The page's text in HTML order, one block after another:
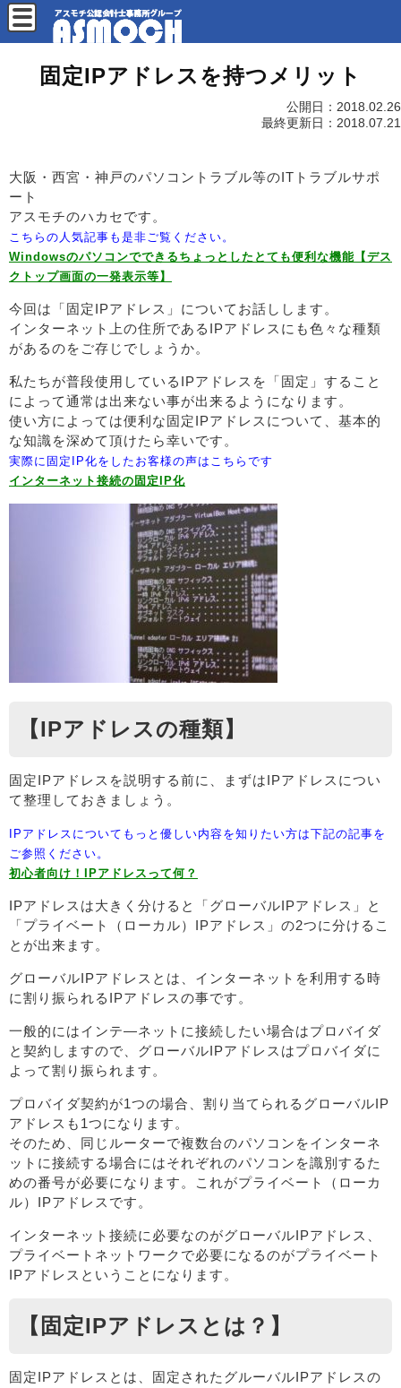
固定IPアドレスを持つメリット
公開日： 2018.02.26
最終更新日： 2018.07.21
大阪・西宮・神戸のパソコントラブル等のITトラブルサポ
ート
アスモチのハカセです。
こちらの人気記事も是非ご覧ください。
Windowsのパソコンでできるちょっとしたとても便利な機能【デス
クトップ画面の一発表示等】
今回は「固定IPアドレス」についてお話しします。
インターネット上の住所であるIPアドレスにも色々な種類
があるのをご存じでしょうか。
私たちが普段使用しているIPアドレスを「固定」すること
によって通常は出来ない事が出来るようになります。
使い方によっては便利な固定IPアドレスについて、基本的
な知識を深めて頂けたら幸いです。
実際に固定IP化をしたお客様の声はこちらです
インターネット接続の固定IP化
【IPアドレスの種類】
固定IPアドレスを説明する前に、まずはIPアドレスについ
て整理しておきましょう。
IPアドレスについてもっと優しい内容を知りたい方は下記の記事を
ご参照ください。
初心者向け！IPアドレスって何？
IPアドレスは大きく分けると「グローバルIPアドレス」と
「プライベート（ローカル）IPアドレス」の2つに分けるこ
とが出来ます。
グローバルIPアドレスとは、インターネットを利用する時
に割り振られるIPアドレスの事です。
一般的にはインテ―ネットに接続したい場合はプロバイダ
と契約しますので、グローバルIPアドレスはプロバイダに
よって割り振られます。
プロバイダ契約が1つの場合、割り当てられるグローバルIP
アドレスも1つになります。
そのため、同じルーターで複数台のパソコンをインターネ
ットに接続する場合にはそれぞれのパソコンを識別するた
めの番号が必要になります。これがプライベート（ローカ
ル）IPアドレスです。
インターネット接続に必要なのがグローバルIPアドレス、
プライベートネットワークで必要になるのがプライベート
IPアドレスということになります。
【固定IPアドレスとは？】
固定IPアドレスとは、固定されたグルーバルIPアドレスの